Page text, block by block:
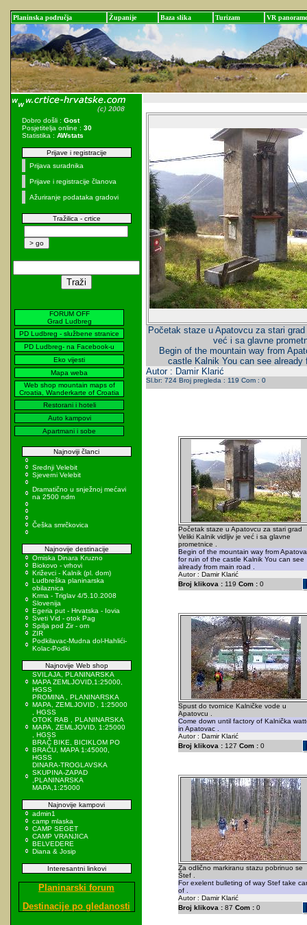
Planinska područja Županije Baza slika Turizam VR panorame
Dobro došli : Gost
Posjetitelja online : 30
Statistika : AWstats
Prijave i registracije
Prijava suradnika
Prijave i registracije članova
Ažuriranje podataka gradovi
Tražilica - crtice
FORUM OFF
Grad Ludbreg
PD Ludbreg - službene stranice
PD Ludbreg- na Facebook-u
Eko vijesti
Mapa weba
Web shop mountain maps of
Croatia, Wanderkarte of Croatia
Restorani i hoteli
Auto kampovi
Apartmani i sobe
Najnoviji članci
Srednji Velebit
Sjeverni Velebit
Dramatično u snježnoj mećavi
na 2500 ndm
Češka smrčkovica
Najnovije destinacije
Omiska Dinara Kruzno
Biokovo - vrhovi
Križevci - Kalnik (pl. dom)
Ludbreška planinarska
obilaznica
Krma - Triglav 4/5.10.2008
Slovenija
Egeria put - Hrvatska - Iovia
Sveti Vid - otok Pag
Spilja pod Zir - om
ZIR
Podkilavac-Mudna dol-Hahlići-
Kolac-Podki
Najnovije Web shop
SVILAJA, PLANINARSKA
MAPA ZEMLJOVID,1:25000,
HGSS
PROMINA , PLANINARSKA
MAPA, ZEMLJOVID , 1:25000
, HGSS
OTOK RAB , PLANINARSKA
MAPA, ZEMLJOVID, 1:25000
, HGSS
BRAČ BIKE, BICIKLOM PO
BRAČU, MAPA 1:45000,
HGSS
DINARA-TROGLAVSKA
SKUPINA-ZAPAD
,PLANINARSKA
MAPA,1:25000
Najnovije kampovi
admin1
camp mlaska
CAMP SEGET
CAMP VRANJICA
BELVEDERE
Diana & Josip
Interesantni linkovi
Planinarski forum
Destinacije po gledanosti
Početak staze u Apatovcu za stari
već i sa glavne
Begin of the mountain way from
castle Kalnik You can see already
Autor : Damir Klarić
Sl.br: 724 Broj pregleda : 119 Com : 0
Početak staze u Apatovcu za stari grad
Veliki Kalnik vidljiv je već i sa glavne
prometnice .
Begin of the mountain way from
for ruin of the castle Kalnik You can see
already from main road .
Autor : Damir Klarić
Broj klikova :119 Com :0
Spust do tvornice Kalničke vode u
Apatovcu .
Come down until factory of Kalnička
in Apatovac .
Autor : Damir Klarić
Broj klikova :127 Com :0
Za odlično markiranu stazu pobrinuo se
Štef .
For exelent bulleting of way Stef take
of .
Autor : Damir Klarić
Broj klikova :87 Com :0